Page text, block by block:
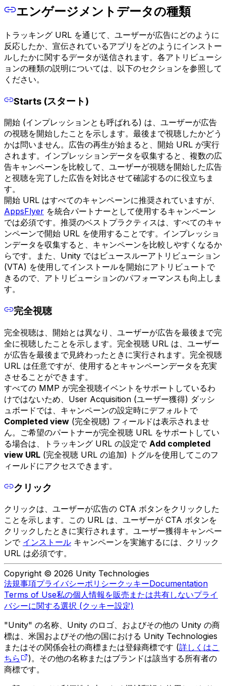
エンゲージメントデータの種類
トラッキング URL を通じて、ユーザーが広告にどのように
反応したか、宣伝されているアプリをどのようにインストー
ルしたかに関するデータが送信されます。各アトリビューシ
ョンの種類の説明については、以下のセクションを参照して
ください。
Starts (スタート)
開始 (インプレッションとも呼ばれる) は、ユーザーが広告
の視聴を開始したことを示します。最後まで視聴したかどう
かは問いません。広告の再生が始まると、開始 URL が実行
されます。インプレッションデータを収集すると、複数の広
告キャンペーンを比較して、ユーザーが視聴を開始した広告
と視聴を完了した広告を対比させて確認するのに役立ちま
す。
開始 URL はすべてのキャンペーンに推奨されていますが、
AppsFlyer を統合パートナーとして使用するキャンペーン
では必須です。推奨のベストプラクティスは、すべてのキャ
ンペーンで開始 URL を使用することです。インプレッショ
ンデータを収集すると、キャンペーンを比較しやすくなるか
らです。また、Unity ではビュースルーアトリビューション
(VTA) を使用してインストールを開始にアトリビュートで
きるので、アトリビューションのパフォーマンスも向上しま
す。
完全視聴
完全視聴は、開始とは異なり、ユーザーが広告を最後まで完
全に視聴したことを示します。完全視聴 URL は、ユーザー
が広告を最後まで見終わったときに実行されます。完全視聴
URL は任意ですが、使用するとキャンペーンデータを充実
させることができます。
すべての MMP が完全視聴イベントをサポートしているわ
けではないため、User Acquisition (ユーザー獲得) ダッシ
ュボードでは、キャンペーンの設定時にデフォルトで
Completed view (完全視聴) フィールドは表示されませ
ん。ご希望のパートナーが完全視聴 URL をサポートしてい
る場合は、トラッキング URL の設定で Add completed
view URL (完全視聴 URL の追加) トグルを使用してこのフ
ィールドにアクセスできます。
クリック
クリックは、ユーザーが広告の CTA ボタンをクリックした
ことを示します。この URL は、ユーザーが CTA ボタンを
クリックしたときに実行されます。ユーザー獲得キャンペー
ンで インストール キャンペーンを実施するには、クリック
URL は必須です。
Copyright © 2026 Unity Technologies
法規事項プライバシーポリシークッキーDocumentation
Terms of Use私の個人情報を販売または共有しないプライ
バシーに関する選択 (クッキー設定)
"Unity" の名称、Unity のロゴ、およびその他の Unity の商
標は、米国およびその他の国における Unity Technologies
またはその関係会社の商標または登録商標です (詳しくはこ
ちら
)。その他の名称またはブランドは該当する所有者の
商標です。